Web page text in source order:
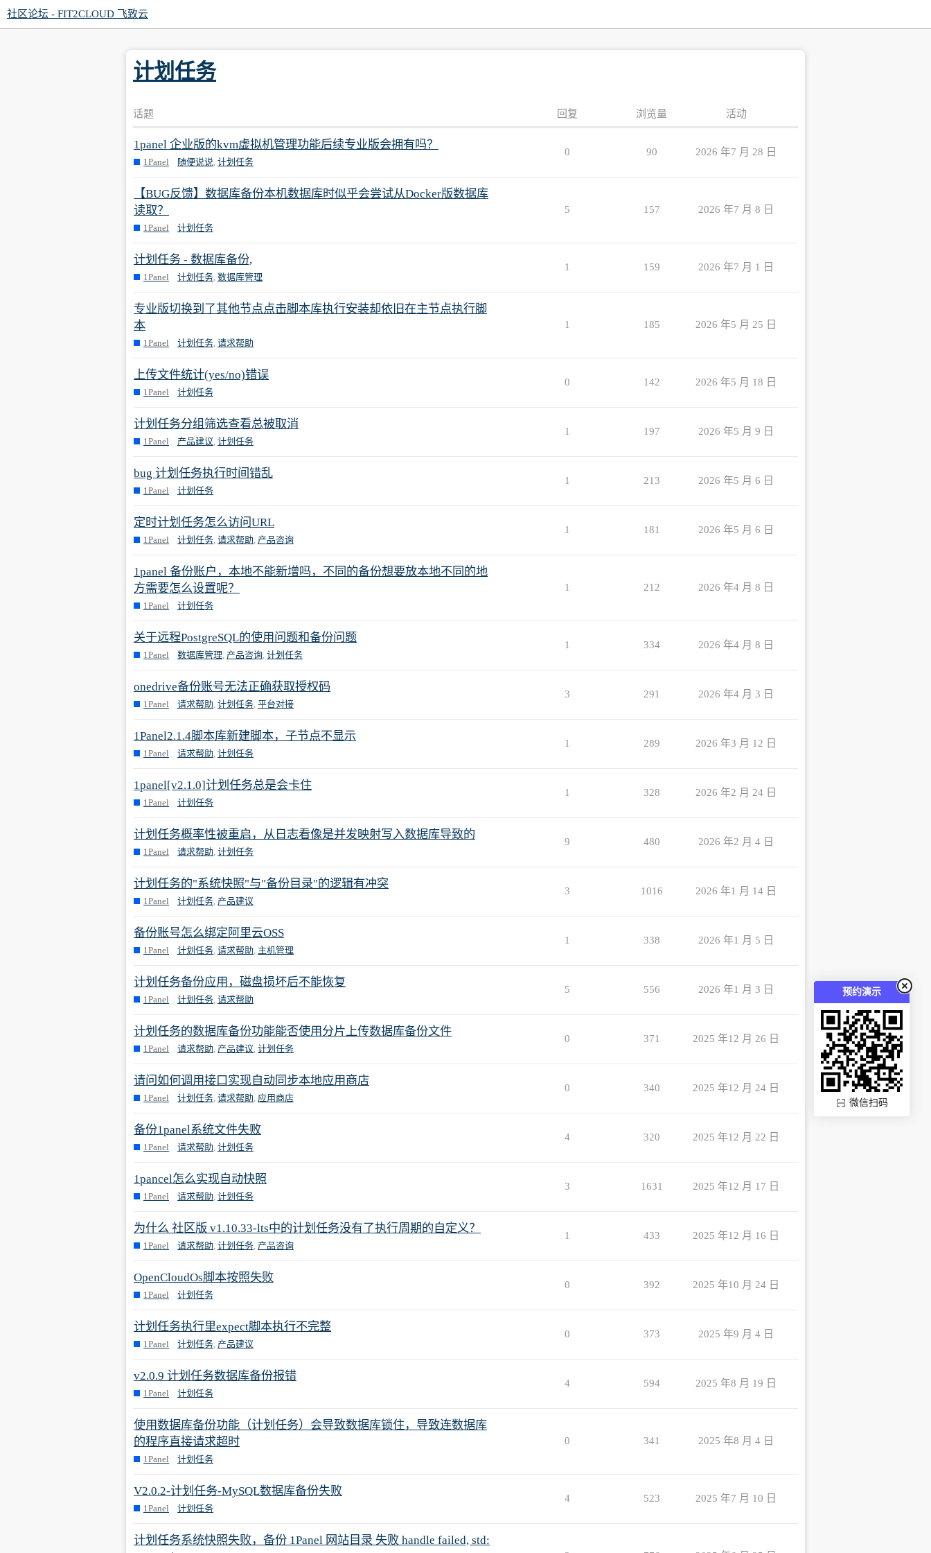
预约演示
微信扫码
社区论坛 - FIT2CLOUD 飞致云
计划任务
话题 回复 浏览量 活动
1panel 企业版的kvm虚拟机管理功能后续专业版会拥有吗？
1Panel 随便说说 计划任务
0 90 2026 年7 月 28 日
【BUG反馈】数据库备份本机数据库时似乎会尝试从Docker版数据库
读取？
1Panel 计划任务
5 157 2026 年7 月 8 日
计划任务 - 数据库备份,
1Panel 计划任务 数据库管理
1 159 2026 年7 月 1 日
专业版切换到了其他节点点击脚本库执行安装却依旧在主节点执行脚
本
1Panel 计划任务 请求帮助
1 185 2026 年5 月 25 日
上传文件统计(yes/no)错误
1Panel 计划任务
0 142 2026 年5 月 18 日
计划任务分组筛选查看总被取消
1Panel 产品建议 计划任务
1 197 2026 年5 月 9 日
bug 计划任务执行时间错乱
1Panel 计划任务
1 213 2026 年5 月 6 日
定时计划任务怎么访问URL
1Panel 计划任务 请求帮助 产品咨询
1 181 2026 年5 月 6 日
1panel 备份账户，本地不能新增吗，不同的备份想要放本地不同的地
方需要怎么设置呢？
1Panel 计划任务
1 212 2026 年4 月 8 日
关于远程PostgreSQL的使用问题和备份问题
1Panel 数据库管理 产品咨询 计划任务
1 334 2026 年4 月 8 日
onedrive备份账号无法正确获取授权码
1Panel 请求帮助 计划任务 平台对接
3 291 2026 年4 月 3 日
1Panel2.1.4脚本库新建脚本，子节点不显示
1Panel 请求帮助 计划任务
1 289 2026 年3 月 12 日
1panel[v2.1.0]计划任务总是会卡住
1Panel 计划任务
1 328 2026 年2 月 24 日
计划任务概率性被重启，从日志看像是并发映射写入数据库导致的
1Panel 请求帮助 计划任务
9 480 2026 年2 月 4 日
计划任务的"系统快照"与"备份目录"的逻辑有冲突
1Panel 计划任务 产品建议
3 1016 2026 年1 月 14 日
备份账号怎么绑定阿里云OSS
1Panel 计划任务 请求帮助 主机管理
1 338 2026 年1 月 5 日
计划任务备份应用，磁盘损坏后不能恢复
1Panel 计划任务 请求帮助
5 556 2026 年1 月 3 日
计划任务的数据库备份功能能否使用分片上传数据库备份文件
1Panel 请求帮助 产品建议 计划任务
0 371 2025 年12 月 26 日
请问如何调用接口实现自动同步本地应用商店
1Panel 计划任务 请求帮助 应用商店
0 340 2025 年12 月 24 日
备份1panel系统文件失败
1Panel 请求帮助 计划任务
4 320 2025 年12 月 22 日
1pancel怎么实现自动快照
1Panel 请求帮助 计划任务
3 1631 2025 年12 月 17 日
为什么 社区版 v1.10.33-lts中的计划任务没有了执行周期的自定义？
1Panel 请求帮助 计划任务 产品咨询
1 433 2025 年12 月 16 日
OpenCloudOs脚本按照失败
1Panel 计划任务
0 392 2025 年10 月 24 日
计划任务执行里expect脚本执行不完整
1Panel 计划任务 产品建议
0 373 2025 年9 月 4 日
v2.0.9 计划任务数据库备份报错
1Panel 计划任务
4 594 2025 年8 月 19 日
使用数据库备份功能（计划任务）会导致数据库锁住，导致连数据库
的程序直接请求超时
1Panel 计划任务
0 341 2025 年8 月 4 日
V2.0.2-计划任务-MySQL数据库备份失败
1Panel 计划任务
4 523 2025 年7 月 10 日
计划任务系统快照失败，备份 1Panel 网站目录 失败 handle failed, std: